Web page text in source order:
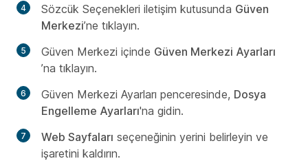
Sözcük Seçenekleri iletişim kutusunda Güven
Merkezi’ne tıklayın.
Güven Merkezi içinde Güven Merkezi Ayarları
’na tıklayın.
Güven Merkezi Ayarları penceresinde, Dosya
Engelleme Ayarları'na gidin.
Web Sayfaları seçeneğinin yerini belirleyin ve
işaretini kaldırın.